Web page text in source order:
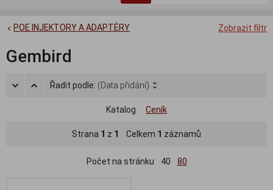
Zobrazit filtr
POE INJEKTORY A ADAPTÉRY
Gembird
Řadit podle: (Data přidání)
Katalog Ceník
Strana 1 z 1 Celkem 1 záznamů
Počet na stránku 40 80